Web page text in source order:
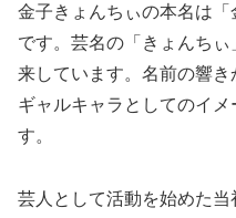
金子きょんちぃの本名は「
です。芸名の「きょんち
来しています。名前の響き
ギャルキャラとしてのイ
す。
芸人として活動を始めた